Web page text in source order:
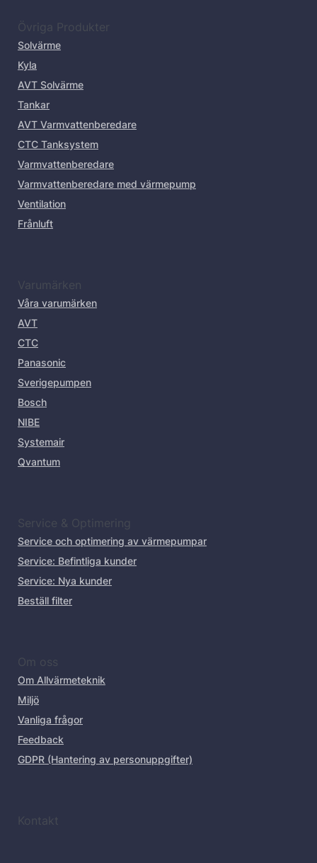
Övriga Produkter
Solvärme
Kyla
AVT Solvärme
Tankar
AVT Varmvattenberedare
CTC Tanksystem
Varmvattenberedare
Varmvattenberedare med värmepump
Ventilation
Frånluft
Varumärken
Våra varumärken
AVT
CTC
Panasonic
Sverigepumpen
Bosch
NIBE
Systemair
Qvantum
Service & Optimering
Service och optimering av värmepumpar
Service: Befintliga kunder
Service: Nya kunder
Beställ filter
Om oss
Om Allvärmeteknik
Miljö
Vanliga frågor
Feedback
GDPR (Hantering av personuppgifter)
Kontakt